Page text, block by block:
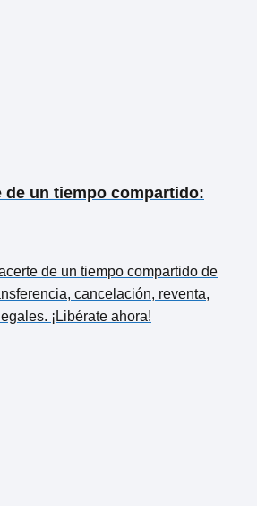
de un tiempo compartido:
de un tiempo compartido de
cancelación, reventa,
¡Libérate ahora!